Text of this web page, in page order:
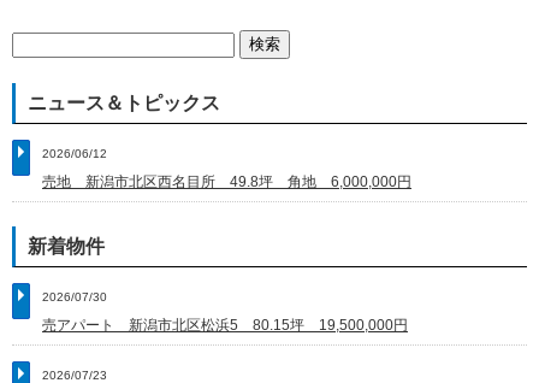
ニュース＆トピックス
2026/06/12
売地 新潟市北区西名目所 49.8坪 角地 6,000,000円
新着物件
2026/07/30
売アパート 新潟市北区松浜5 80.15坪 19,500,000円
2026/07/23